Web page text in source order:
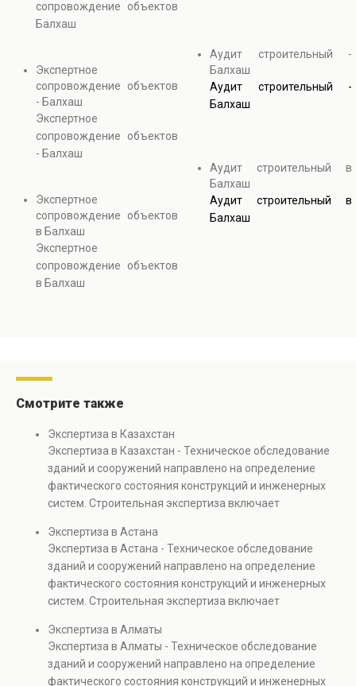
сопровождение объектов
Балхаш
Экспертное
сопровождение объектов
- Балхаш
Экспертное
сопровождение объектов
- Балхаш
Экспертное
сопровождение объектов
в Балхаш
Экспертное
сопровождение объектов
в Балхаш
Аудит строительный -
Балхаш
Аудит строительный -
Балхаш
Аудит строительный в
Балхаш
Аудит строительный в
Балхаш
Смотрите также
Экспертиза в Казахстан
Экспертиза в Казахстан - Техническое обследование
зданий и сооружений направлено на определение
фактического состояния конструкций и инженерных
систем. Строительная экспертиза включает
элементов и оценку эксплуатационной безопасности.
Услуга востребована при покупке недвижимости,
капитальном ремонте и реконструкции объектов, а
также при судебных разбирательствах и технических
проверках.
Экспертиза в Астана
Экспертиза в Астана - Техническое обследование
зданий и сооружений направлено на определение
фактического состояния конструкций и инженерных
систем. Строительная экспертиза включает
элементов и оценку эксплуатационной безопасности.
Услуга востребована при покупке недвижимости,
капитальном ремонте и реконструкции объектов, а
Экспертиза в Алматы
Экспертиза в Алматы - Техническое обследование
зданий и сооружений направлено на определение
фактического состояния конструкций и инженерных